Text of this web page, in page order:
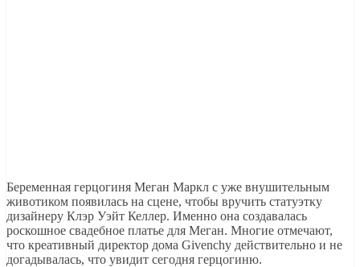
Беременная герцогиня Меган Маркл с уже внушительным
животиком появилась на сцене, чтобы вручить статуэтку
дизайнеру Клэр Уэйт Келлер. Именно она создавалась
роскошное свадебное платье для Меган. Многие отмечают,
что креативный директор дома Givenchy действительно и не
догадывалась, что увидит сегодня герцогиню.